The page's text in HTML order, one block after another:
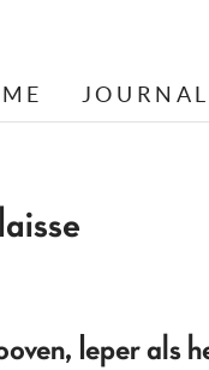
Ieper als